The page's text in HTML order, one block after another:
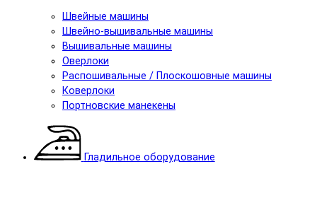
Швейные машины
Швейно-вышивальные машины
Вышивальные машины
Оверлоки
Распошивальные / Плоскошовные машины
Коверлоки
Портновские манекены
Гладильное оборудование